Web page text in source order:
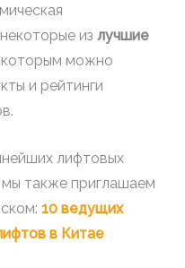
из лучшие
которым можно
и рейтинги
лифтовых
мы также приглашаем
10 ведущих
в Китае